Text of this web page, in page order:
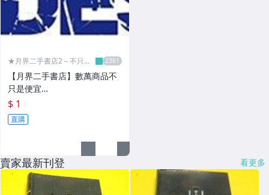
★月界二手書店2～不只是
【月界二手書店】數萬商品不
只是便宜…
$ 1
直購
賣家最新刊登 看更多